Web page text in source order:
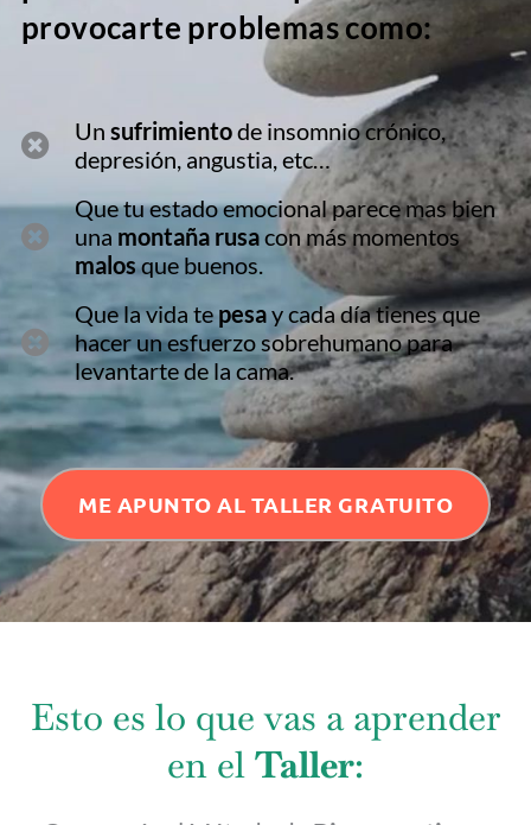
provocarte problemas como:
Un sufrimientode insomnio crónico,
depresión, angustia, etc…
Que tu estado emocional parece mas bien
una montaña rusacon más momentos
malosque buenos.
Que la vida te pesay cada día tienes que
hacer un esfuerzo sobrehumano para
levantarte de la cama.
ME APUNTO AL TALLER GRATUITO
Esto es lo que vas a aprender
en el Taller: